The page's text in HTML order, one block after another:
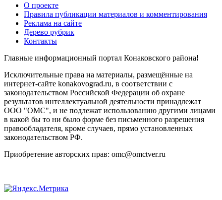
О проекте
Правила публикации материалов и комментирования
Реклама на сайте
Дерево рубрик
Контакты
Главные информационный портал Конаковского района!
Исключительные права на материалы, размещённые на
интернет-сайте konakovograd.ru, в соответствии с
законодательством Российской Федерации об охране
результатов интеллектуальной деятельности принадлежат
ООО "ОМС", и не подлежат использованию другими лицами
в какой бы то ни было форме без письменного разрешения
правообладателя, кроме случаев, прямо установленных
законодательством РФ.
Приобретение авторских прав: omc@omctver.ru